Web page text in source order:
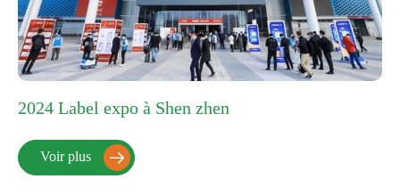
2024 Label expo à Shen zhen
Voir plus 